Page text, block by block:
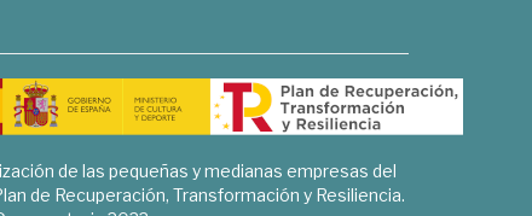
de las pequeñas y medianas empresas del
de Recuperación, Transformación y Resiliencia.